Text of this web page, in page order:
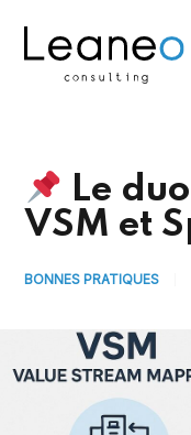
Le
VSM et
BONNES PRATIQUES